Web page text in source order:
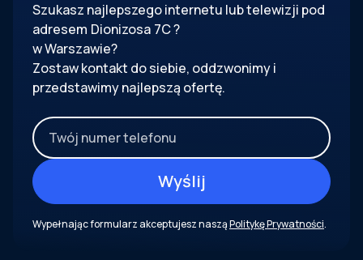
Szukasz najlepszego internetu lub telewizji pod
adresem Dionizosa 7C?
w Warszawie?
Zostaw kontakt do siebie, oddzwonimy i
przedstawimy najlepszą ofertę.
Wypełnając formularz akceptujesz nasząPolitykę Prywatności.